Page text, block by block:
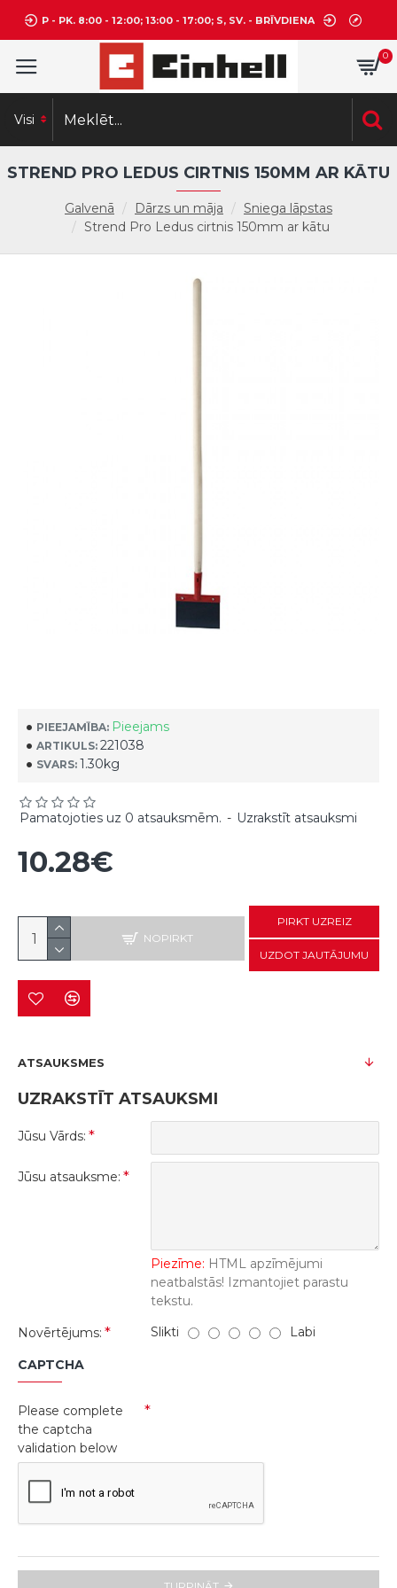
P - PK. 8:00 - 12:00; 13:00 - 17:00; S, SV. - BRĪVDIENA
0
Visi
Galvenā Dārzs un māja
Sniega lāpstas
Strend Pro Ledus cirtnis 150mm ar kātu
STREND PRO LEDUS CIRTNIS 150MM AR KĀTU
PIEEJAMĪBA: Pieejams
ARTIKULS: 221038
SVARS: 1.30kg
Pamatojoties uz 0 atsauksmēm. - Uzrakstīt atsauksmi
10.28€
NOPIRKT
PIRKT UZREIZ
UZDOT JAUTĀJUMU
ATSAUKSMES
UZRAKSTĪT ATSAUKSMI
Jūsu Vārds:
Jūsu atsauksme:
Piezīme: HTML apzīmējumi
neatbalstās! Izmantojiet parastu
tekstu.
Novērtējums:
Slikti Labi
CAPTCHA
Please complete
the captcha
validation below